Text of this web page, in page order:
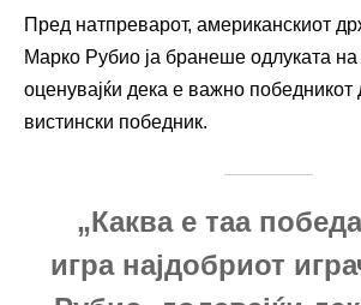
Пред натпреварот, американскиот
Марко Рубио ја бранеше одлуката
оценувајќи дека е важно победникот
вистински победник.
„Каква е таа
игра најдобриот